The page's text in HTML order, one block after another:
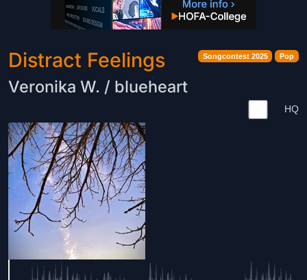
Songcontest 2025 Pop
Distract Feelings
Veronika W. / blueheart
HQ